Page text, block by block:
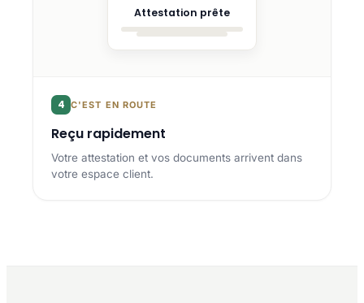
Attestation prête
4 C'EST EN ROUTE
Reçu rapidement
Votre attestation et vos documents arrivent dans
votre espace client.